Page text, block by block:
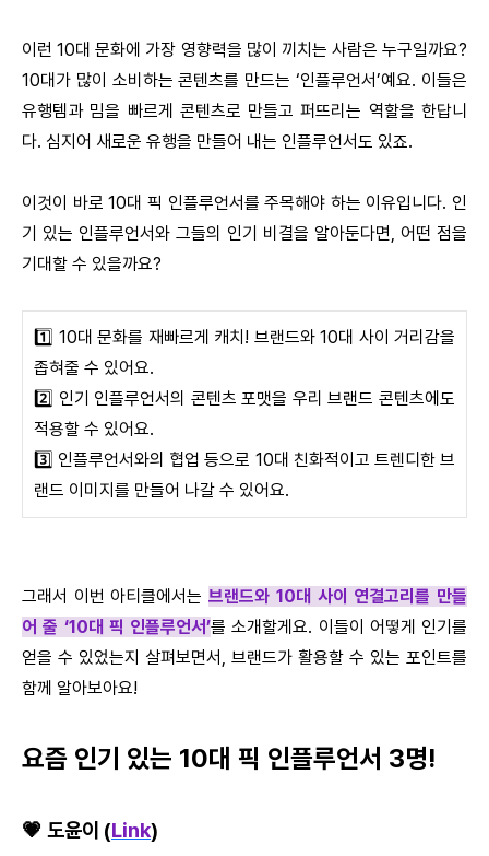
이런 10대 문화에 가장 영향력을 많이 끼치는 사람은 누구일까요?
10대가 많이 소비하는 콘텐츠를 만드는 ‘인플루언서’예요. 이들은
유행템과 밈을 빠르게 콘텐츠로 만들고 퍼뜨리는 역할을 한답니
다. 심지어 새로운 유행을 만들어 내는 인플루언서도 있죠.
이것이 바로 10대 픽 인플루언서를 주목해야 하는 이유입니다. 인
기 있는 인플루언서와 그들의 인기 비결을 알아둔다면, 어떤 점을
기대할 수 있을까요?
1️⃣ 10대 문화를 재빠르게 캐치! 브랜드와 10대 사이 거리감을
좁혀줄 수 있어요.
2️⃣ 인기 인플루언서의 콘텐츠 포맷을 우리 브랜드 콘텐츠에도
적용할 수 있어요.
3️⃣ 인플루언서와의 협업 등으로 10대 친화적이고 트렌디한 브
랜드 이미지를 만들어 나갈 수 있어요.
그래서 이번 아티클에서는브랜드와 10대 사이 연결고리를 만들
어 줄 ‘10대 픽 인플루언서’를 소개할게요. 이들이 어떻게 인기를
얻을 수 있었는지 살펴보면서, 브랜드가 활용할 수 있는 포인트를
함께 알아보아요!
요즘 인기 있는 10대 픽 인플루언서 3명!
💗 도윤이 (Link)